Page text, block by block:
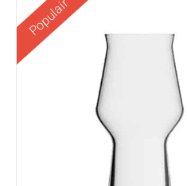
Populair